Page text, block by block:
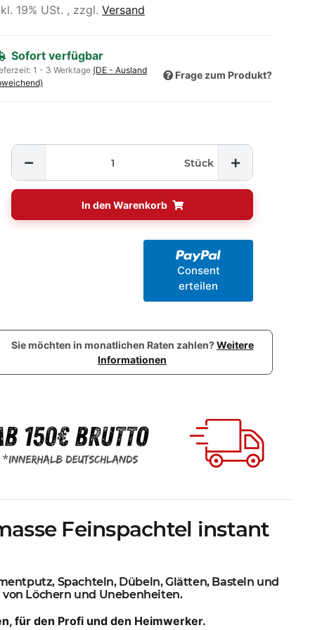
19% USt. , zzgl. Versand
Sofort verfügbar
1 - 3 Werktage (DE - Ausland
Frage zum Produkt?
Stück
In den Warenkorb
Consent
erteilen
Sie möchten in monatlichen Raten zahlen?Weitere
Informationen
Feinspachtel instant
Spachteln, Dübeln, Glätten, Basteln und
Löchern und Unebenheiten.
für den Profi und den Heimwerker.